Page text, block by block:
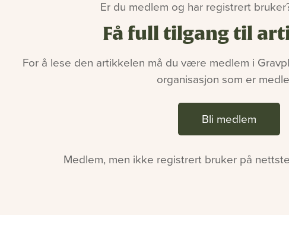
Er du medlem og har registrert
Få full tilgang til
For å lese den artikkelen må du være medlem i
organisasjon som er
Bli medlem
Medlem, men ikke registrert bruker på